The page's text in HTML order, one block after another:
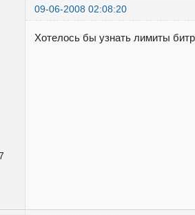
09-06-2008 02:08:20
Хотелось бы узнать лимиты